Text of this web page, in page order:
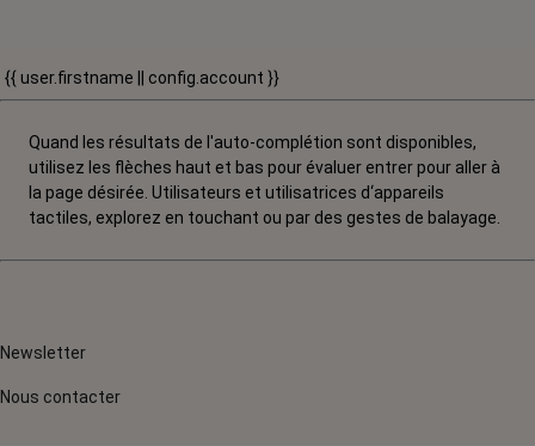
{{ user.firstname || config.account }}
Quand les résultats de l'auto-complétion sont disponibles,
utilisez les flèches haut et bas pour évaluer entrer pour aller à
la page désirée. Utilisateurs et utilisatrices d‘appareils
tactiles, explorez en touchant ou par des gestes de balayage.
Newsletter
Nous contacter